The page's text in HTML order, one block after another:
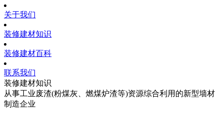
关于我们
装修建材知识
装修建材百科
联系我们
装修建材知识
从事工业废渣(粉煤灰、燃煤炉渣等)资源综合利用的新型墙材
制造企业